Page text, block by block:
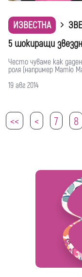
ИЗВЕСТНА
5 шокиращи
Често чуваме как
роля (например Матю
19 авг 2014
<< < 7 8